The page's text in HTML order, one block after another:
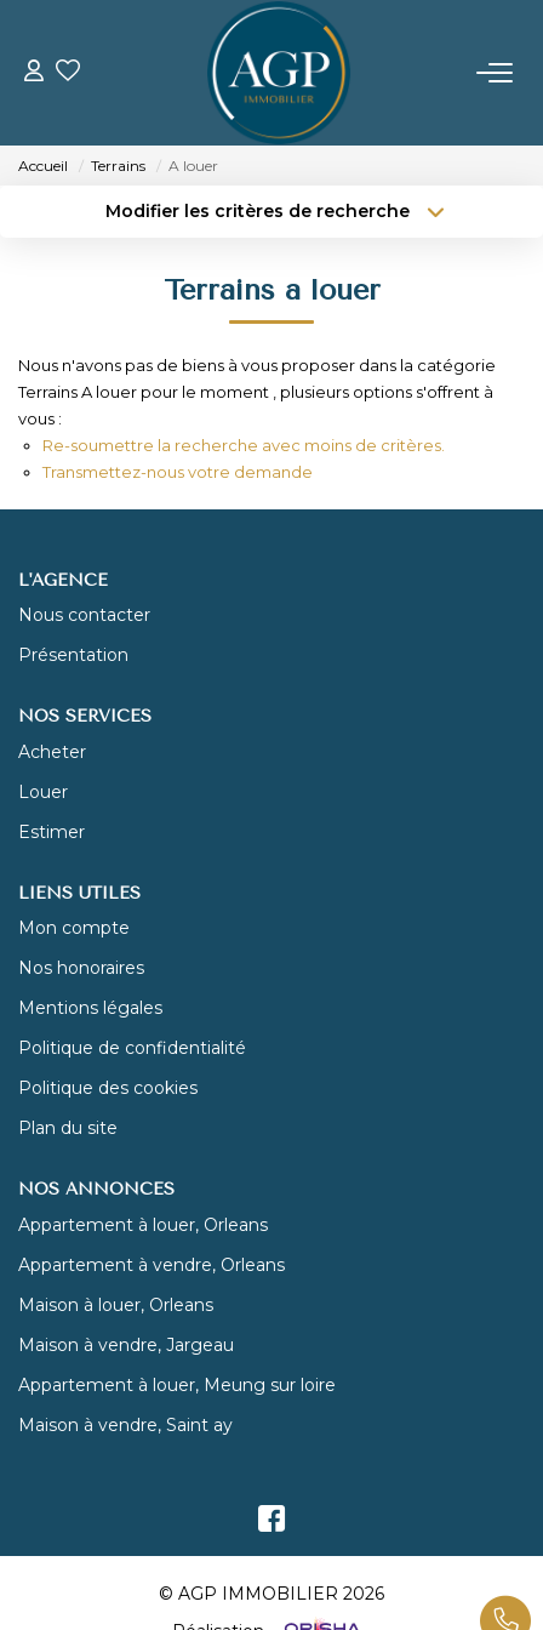
ACHETER
Nos Biens Vendus
LOUER
GERER
Accueil Terrains A louer
Modifier les critères de recherche
Budget max Plus de critères
Terrains a louer
Nous n'avons pas de biens à vous proposer dans la catégorie
Terrains A louer pour le moment , plusieurs options s'offrent à
vous :
Re-soumettre la recherche avec moins de critères.
Transmettez-nous votre demande
L'AGENCE
Nous contacter
Présentation
NOS SERVICES
Acheter
Louer
Estimer
LIENS UTILES
Mon compte
Nos honoraires
Mentions légales
Politique de confidentialité
Politique des cookies
Plan du site
NOS ANNONCES
Appartement à louer, Orleans
Appartement à vendre, Orleans
Maison à louer, Orleans
Maison à vendre, Jargeau
Appartement à louer, Meung sur loire
Maison à vendre, Saint ay
© AGP IMMOBILIER 2026